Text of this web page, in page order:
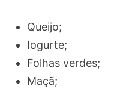
Queijo;
Iogurte;
Folhas verdes;
Maçã;